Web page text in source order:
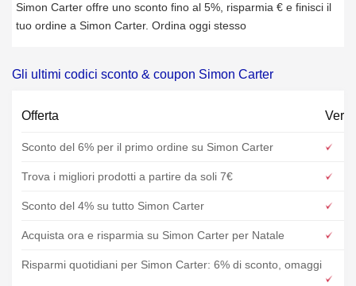
Simon Carter offre uno sconto fino al 5%, risparmia € e finisci il
tuo ordine a Simon Carter. Ordina oggi stesso
Gli ultimi codici sconto & coupon Simon Carter
Offerta
Sconto del 6% per il primo ordine su Simon Carter
Trova i migliori prodotti a partire da soli 7€
Sconto del 4% su tutto Simon Carter
Acquista ora e risparmia su Simon Carter per Natale
Risparmi quotidiani per Simon Carter: 6% di sconto, omaggi